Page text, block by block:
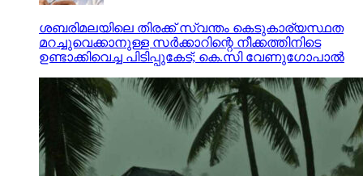
ശബരിമലയിലെ തിരക്ക് സ്വന്തം കെടുകാര്യസ്ഥത
മറച്ചുവെക്കാനുള്ള സര്‍ക്കാറിന്റെ നീക്കത്തിനിടെ
ഉണ്ടാക്കിവെച്ച പിടിപ്പുകേട്; കെ.സി വേണുഗോപാല്‍